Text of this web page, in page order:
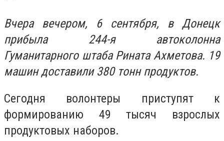
Вчеравечером, 6 сентября, в Донецк
прибыла 244-я автоколонна
Гуманитарного штаба Рината Ахметова. 19
машин доставили 380 тонн продуктов.
Сегодня волонтеры приступят к
формированию 49 тысяч взрослых
продуктовых наборов.